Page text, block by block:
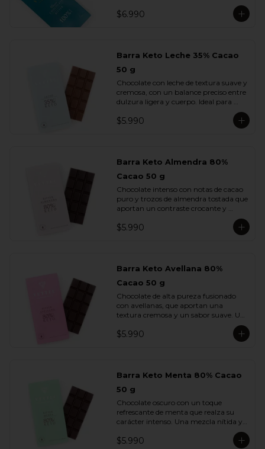
firme, profundo, terroso y elegante, sin
cacao en su estado más auténtico, con
natural. Una barra creada para
verdaderos amantes del cacao.
$6.990
Barra Keto Leche 35% Cacao
50 g
Chocolate con leche de textura suave y
cremosa, con un balance preciso entre
dulzura ligera y cuerpo. Ideal para
quienes disfrutan del sabor del cacao
con leche sin perder la intensidad del
$5.990
Barra Keto Almendra 80%
Cacao 50 g
Chocolate intenso con notas de cacao
puro y trozos de almendra tostada que
aportan un contraste crocante y
equilibrada entre potencia y sutileza.
$5.990
Barra Keto Avellana 80%
Cacao 50 g
Chocolate de alta pureza fusionado
con avellanas, que aportan una
textura cremosa y un sabor suave. Un
equilibrio natural entre la fuerza del
cacao y la redondez de la nuez.
$5.990
Barra Keto Menta 80% Cacao
50 g
Chocolate oscuro con un toque
refrescante de menta que realza su
carácter intenso. Una mezcla nítida y
vibrante que aporta frescura sin restar
profundidad al cacao.
$5.990